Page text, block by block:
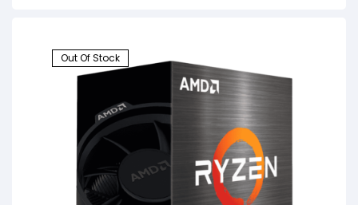
Out Of Stock